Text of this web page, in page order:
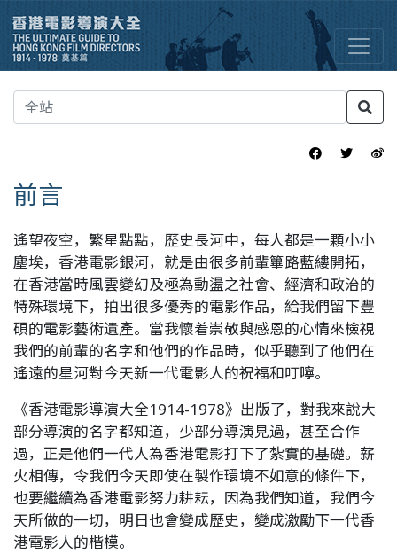
前言
遙望夜空，繁星點點，歷史長河中，每人都是一顆小小
塵埃，香港電影銀河，就是由很多前輩篳路藍縷開拓，
在香港當時風雲變幻及極為動盪之社會、經濟和政治的
特殊環境下，拍出很多優秀的電影作品，給我們留下豐
碩的電影藝術遺產。當我懷着崇敬與感恩的心情來檢視
我們的前輩的名字和他們的作品時，似乎聽到了他們在
遙遠的星河對今天新一代電影人的祝福和叮嚀。
《香港電影導演大全1914-1978》出版了，對我來說大
部分導演的名字都知道，少部分導演見過，甚至合作
過，正是他們一代人為香港電影打下了紮實的基礎。薪
火相傳，令我們今天即使在製作環境不如意的條件下，
也要繼續為香港電影努力耕耘，因為我們知道，我們今
天所做的一切，明日也會變成歷史，變成激勵下一代香
港電影人的楷模。